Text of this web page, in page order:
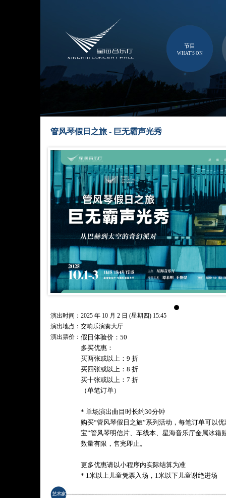
节目
WHAT'S ON
管风琴假日之旅 - 巨无霸声光秀
演出时间：2025 年 10 月 2 日 (星期四) 15:45
演出地点：交响乐演奏大厅
演出票价： 假日体验价：50
多买优惠：
买两张或以上：9 折
买四张或以上：8 折
买十张或以上：7 折
（单笔订单）
* 单场演出曲目时长约30分钟
购买“管风琴假日之旅”系列活动，每笔订单可以
宝”管风琴明信片、车线本、星海音乐厅金属冰箱
数量有限，售完即止。
更多优惠请以小程序内实际结算为准
* 1米以上儿童凭票入场，1米以下儿童谢绝进场